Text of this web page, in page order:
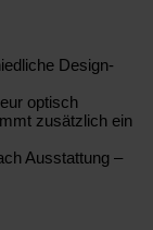
Design-
optisch
zusätzlich ein
Ausstattung –